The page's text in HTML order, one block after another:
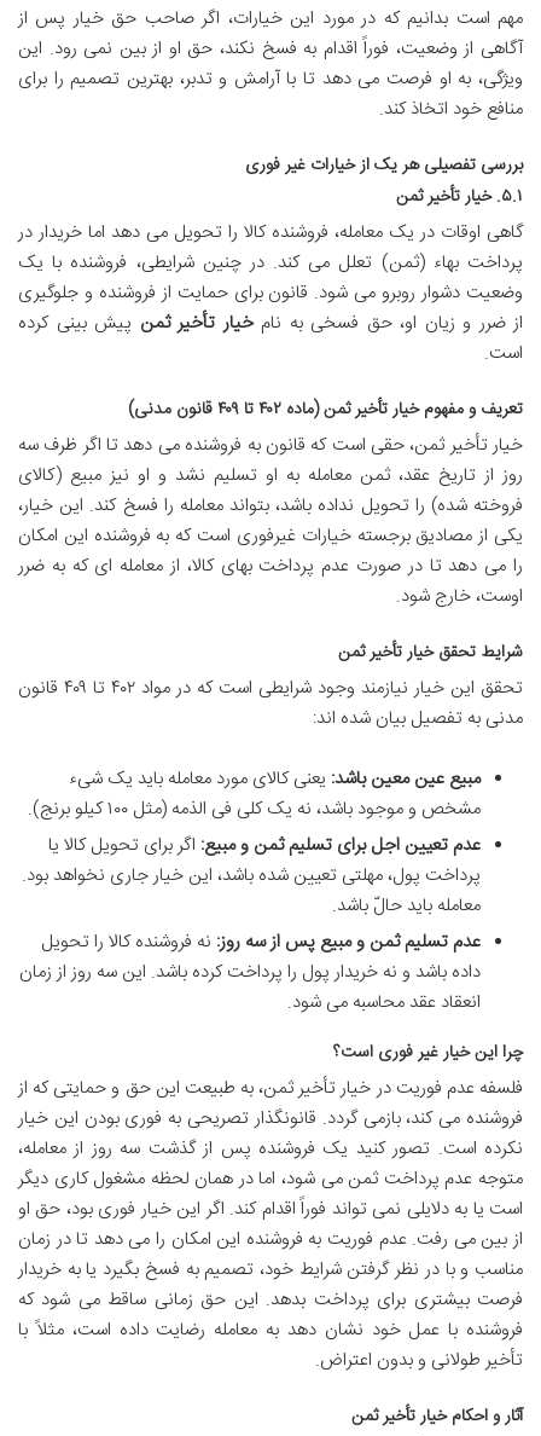
مهم است بدانیم که در مورد این خیارات، اگر صاحب حق خیار پس از
آگاهی از وضعیت، فوراً اقدام به فسخ نکند، حق او از بین نمی رود. این
ویژگی، به او فرصت می دهد تا با آرامش و تدبر، بهترین تصمیم را برای
منافع خود اتخاذ کند.
بررسی تفصیلی هر یک از خیارات غیر فوری
۵.۱. خیار تأخیر ثمن
گاهی اوقات در یک معامله، فروشنده کالا را تحویل می دهد اما خریدار در
پرداخت بهاء (ثمن) تعلل می کند. در چنین شرایطی، فروشنده با یک
وضعیت دشوار روبرو می شود. قانون برای حمایت از فروشنده و جلوگیری
از ضرر و زیان او، حق فسخی به نامخیار تأخیر ثمن پیش بینی کرده
است.
تعریف و مفهوم خیار تأخیر ثمن (ماده ۴۰۲ تا ۴۰۹ قانون مدنی)
خیار تأخیر ثمن، حقی است که قانون به فروشنده می دهد تا اگر ظرف سه
روز از تاریخ عقد، ثمن معامله به او تسلیم نشد و او نیز مبیع (کالای
فروخته شده) را تحویل نداده باشد، بتواند معامله را فسخ کند. این خیار،
یکی از مصادیق برجسته خیارات غیرفوری است که به فروشنده این امکان
را می دهد تا در صورت عدم پرداخت بهای کالا، از معامله ای که به ضرر
اوست، خارج شود.
شرایط تحقق خیار تأخیر ثمن
تحقق این خیار نیازمند وجود شرایطی است که در مواد ۴۰۲ تا ۴۰۹ قانون
مدنی به تفصیل بیان شده اند:
مبیع عین معین باشد: یعنی کالای مورد معامله باید یک شیء
مشخص و موجود باشد، نه یک کلی فی الذمه (مثل ۱۰۰ کیلو برنج).
عدم تعیین اجل برای تسلیم ثمن و مبیع: اگر برای تحویل کالا یا
پرداخت پول، مهلتی تعیین شده باشد، این خیار جاری نخواهد بود.
معامله باید حالّ باشد.
عدم تسلیم ثمن و مبیع پس از سه روز: نه فروشنده کالا را تحویل
داده باشد و نه خریدار پول را پرداخت کرده باشد. این سه روز از زمان
انعقاد عقد محاسبه می شود.
چرا این خیار غیر فوری است؟
فلسفه عدم فوریت در خیار تأخیر ثمن، به طبیعت این حق و حمایتی که از
فروشنده می کند، بازمی گردد. قانونگذار تصریحی به فوری بودن این خیار
نکرده است. تصور کنید یک فروشنده پس از گذشت سه روز از معامله،
متوجه عدم پرداخت ثمن می شود، اما در همان لحظه مشغول کاری دیگر
است یا به دلایلی نمی تواند فوراً اقدام کند. اگر این خیار فوری بود، حق او
از بین می رفت. عدم فوریت به فروشنده این امکان را می دهد تا در زمان
مناسب و با در نظر گرفتن شرایط خود، تصمیم به فسخ بگیرد یا به خریدار
فرصت بیشتری برای پرداخت بدهد. این حق زمانی ساقط می شود که
فروشنده با عمل خود نشان دهد به معامله رضایت داده است، مثلاً با
تأخیر طولانی و بدون اعتراض.
آثار و احکام خیار تأخیر ثمن